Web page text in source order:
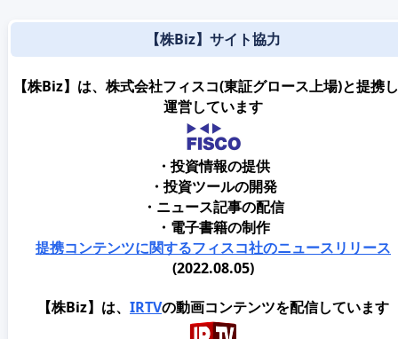
【株Biz】サイト協力
【株Biz】は、株式会社フィスコ(東証グロース上場)と提携
運営しています
・投資情報の提供
・投資ツールの開発
・ニュース記事の配信
・電子書籍の制作
提携コンテンツに関するフィスコ社のニュースリリース
(2022.08.05)
【株Biz】は、 IRTVの動画コンテンツを配信しています